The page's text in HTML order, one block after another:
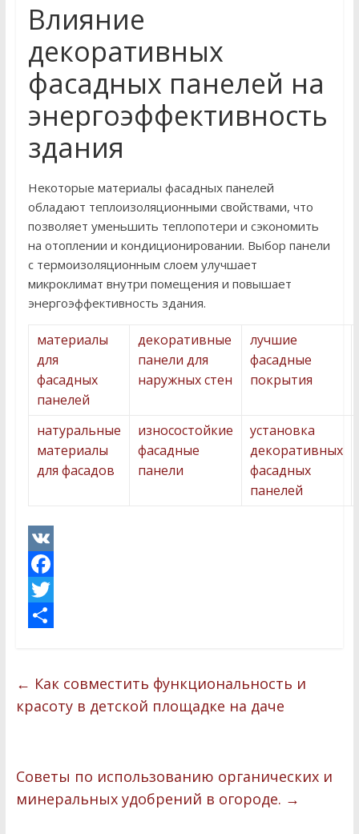
Влияние
декоративных
фасадных панелей на
энергоэффективность
здания
Некоторые материалы фасадных панелей
обладают теплоизоляционными свойствами, что
позволяет уменьшить теплопотери и сэкономить
на отоплении и кондиционировании. Выбор панели
с термоизоляционным слоем улучшает
микроклимат внутри помещения и повышает
энергоэффективность здания.
материалы
для
фасадных
панелей
декоративные
панели для
наружных стен
лучшие
фасадные
покрытия
натуральные
материалы
для фасадов
износостойкие
фасадные
панели
установка
декоративных
фасадных
панелей
V
K
F
a
b
T
tп
и
← Как совместить функциональность и
красоту в детской площадке на даче
Советы по использованию органических и
минеральных удобрений в огороде. →